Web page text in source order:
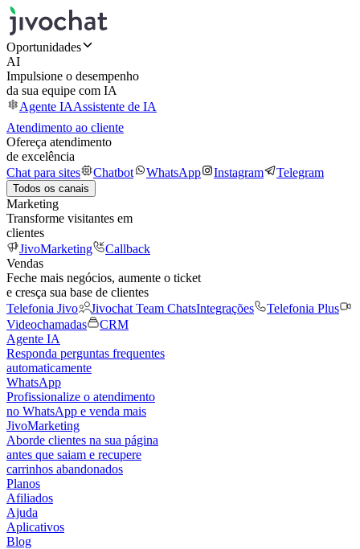
Oportunidades
AI
Impulsione o desempenho
da sua equipe com IA
Agente IAAssistente de IA
Atendimento ao cliente
Ofereça atendimento
de excelência
Chat para sites
Chatbot WhatsApp Instagram Telegram
Todos os canais
Marketing
Transforme visitantes em
clientes
JivoMarketing
Callback
Vendas
Feche mais negócios, aumente o ticket
e cresça sua base de clientes
Telefonia Jivo
Jivochat Team ChatsIntegrações
Telefonia Plus
Videochamadas
CRM
Agente IA
Responda perguntas frequentes
automaticamente
WhatsApp
Profissionalize o atendimento
no WhatsApp e venda mais
JivoMarketing
Aborde clientes na sua página
antes que saiam e recupere
carrinhos abandonados
Planos
Afiliados
Ajuda
Aplicativos
Blog